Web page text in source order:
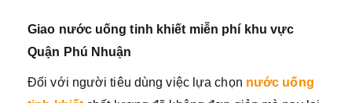
Giao nước uống tinh khiết miễn phí khu vực
Quận Phú Nhuận
Đối với người tiêu dùng việc lựa chọn nước uống